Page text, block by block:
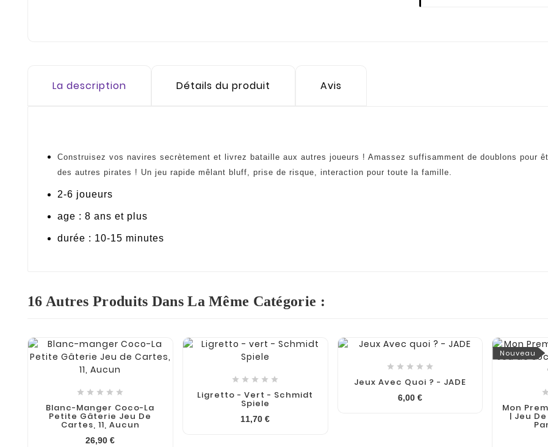
La description Détails du produit Avis
Construisez vos navires secrètement et livrez bataille aux autres joueurs ! Amassez suffisamment de doublons pour
des autres pirates ! Un jeu rapide mêlant bluff, prise de risque, interaction pour toute la famille.
2-6 joueurs
age : 8 ans et plus
durée : 10-15 minutes
16 Autres Produits Dans La Même Catégorie :
    
Blanc-Manger Coco-La
Petite Gâterie Jeu De
Cartes, 11, Aucun
26,90 €
    
Ligretto - Vert - Schmidt
Spiele
11,70 €
    
Jeux Avec Quoi ? - JADE
6,00 €
Nouveau

Mon
| Jeu